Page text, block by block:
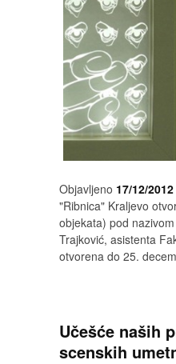
Objavljeno 17/12/2012
"Ribnica" Kraljevo
objekata) pod
Trajković, asistenta
otvorena do 25.
Učešće naših
scenskih